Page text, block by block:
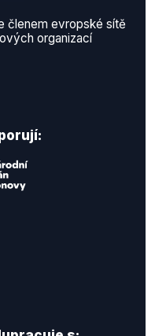
členem evropské sítě
organizací